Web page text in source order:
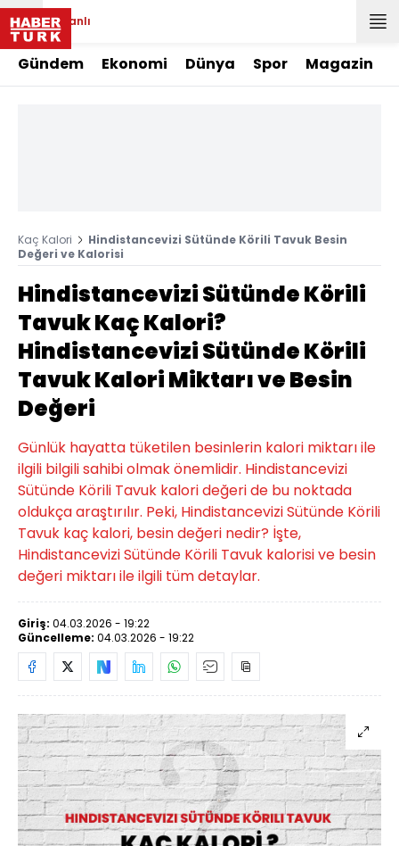
Canlı
Gündem Ekonomi Dünya Spor Magazin
Kaç Kalori
Hindistancevizi Sütünde Körili Tavuk Besin
Değeri ve Kalorisi
Hindistancevizi Sütünde Körili
Tavuk Kaç Kalori?
Hindistancevizi Sütünde Körili
Tavuk Kalori Miktarı ve Besin
Değeri
Günlük hayatta tüketilen besinlerin kalori miktarı ile
ilgili bilgili sahibi olmak önemlidir. Hindistancevizi
Sütünde Körili Tavuk kalori değeri de bu noktada
oldukça araştırılır. Peki, Hindistancevizi Sütünde Körili
Tavuk kaç kalori, besin değeri nedir? İşte,
Hindistancevizi Sütünde Körili Tavuk kalorisi ve besin
değeri miktarı ile ilgili tüm detaylar.
Giriş: 04.03.2026 - 19:22
Güncelleme: 04.03.2026 - 19:22